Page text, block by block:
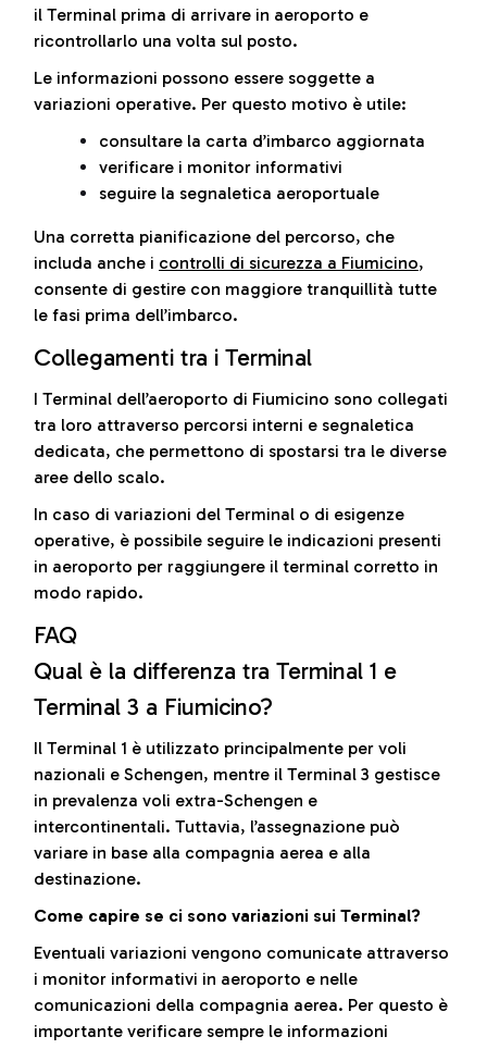
il Terminal prima di arrivare in aeroporto e
ricontrollarlo una volta sul posto.
Le informazioni possono essere soggette a
variazioni operative. Per questo motivo è utile:
consultare la carta d’imbarco aggiornata
verificare i monitor informativi
seguire la segnaletica aeroportuale
Una corretta pianificazione del percorso, che
includa anche i controlli di sicurezza a Fiumicino,
consente di gestire con maggiore tranquillità tutte
le fasi prima dell’imbarco.
Collegamenti tra i Terminal
I Terminal dell’aeroporto di Fiumicino sono collegati
tra loro attraverso percorsi interni e segnaletica
dedicata, che permettono di spostarsi tra le diverse
aree dello scalo.
In caso di variazioni del Terminal o di esigenze
operative, è possibile seguire le indicazioni presenti
in aeroporto per raggiungere il terminal corretto in
modo rapido.
FAQ
Qual è la differenza tra Terminal 1 e
Terminal 3 a Fiumicino?
Il Terminal 1 è utilizzato principalmente per voli
nazionali e Schengen, mentre il Terminal 3 gestisce
in prevalenza voli extra-Schengen e
intercontinentali. Tuttavia, l’assegnazione può
variare in base alla compagnia aerea e alla
destinazione.
Come capire se ci sono variazioni sui Terminal?
Eventuali variazioni vengono comunicate attraverso
i monitor informativi in aeroporto e nelle
comunicazioni della compagnia aerea. Per questo è
importante verificare sempre le informazioni